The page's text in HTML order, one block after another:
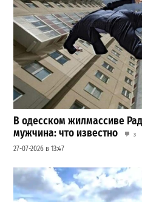
В одесском жилмассиве
мужчина: что известно
3
27-07-2026 в 13:47